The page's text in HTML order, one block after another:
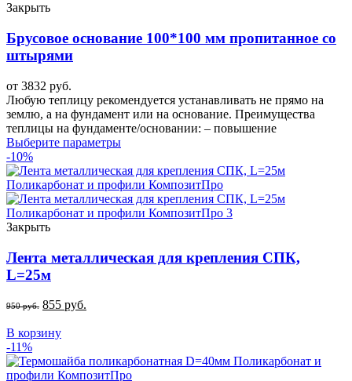
Закрыть
Брусовое основание 100*100 мм пропитанное со
штырями
от 3832 руб.
Любую теплицу рекомендуется устанавливать не прямо на
землю, а на фундамент или на основание. Преимущества
теплицы на фундаменте/основании: – повышение
Выберите параметры
-10%
Закрыть
Лента металлическая для крепления СПК,
L=25м
950руб. 855 руб.
В корзину
-11%